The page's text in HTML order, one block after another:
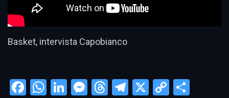
Basket, intervista Capobianco
Facebook
WhatsApp
LinkedIn
Messenger
Threads
Telegram
X
Copy